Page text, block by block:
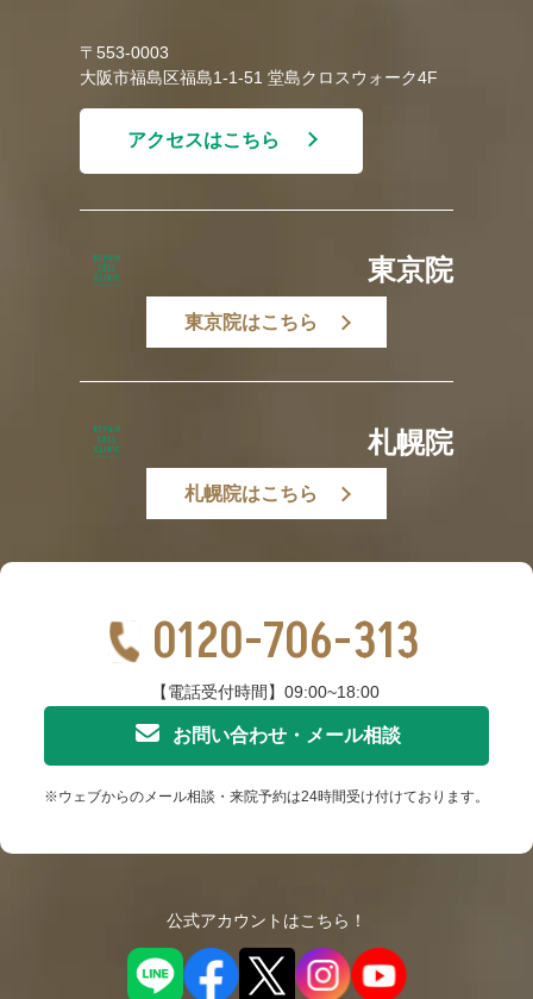
〒553-0003
大阪市福島区福島1-1-51 堂島クロスウォーク4F
アクセスはこちら
東京院
東京院はこちら
札幌院
札幌院はこちら
0120-706-313
【電話受付時間】09:00~18:00
お問い合わせ・メール相談
※ウェブからのメール相談・来院予約は24時間受け付けております。
公式アカウントはこちら！